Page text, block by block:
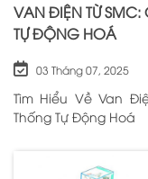
VAN ĐIỆN TỪ SMC:
TỰ ĐỘNG HOÁ
03 Tháng 07, 2025
Tìm Hiểu Về Van
Thống Tự Động Hoá